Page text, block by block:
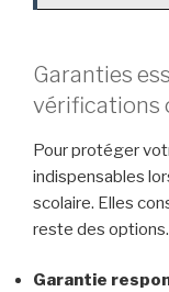
Garanties
vérifications
Pour protéger
indispensables
scolaire. Elles
reste des options.
Garantie